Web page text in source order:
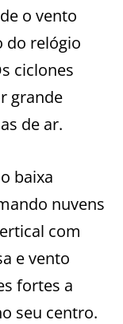
o vento
do relógio
ciclones
grande
de ar.
baixa
nuvens
com
e vento
fortes a
seu centro.